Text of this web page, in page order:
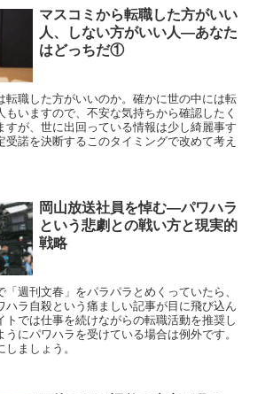
マスコミから転職した方がいい
人、しない方がいい人—あなた
はどっちだ①
転職した方がいいのか。確かに世の中には転
もいますので、不安な気持ちから確認したく
すが、世に出回っている情報は少し綺麗事す
受諾を決断するこのタイミングで改めて考え
岡山放送社員を悼む—パワハラ
という悲劇との戦い方と現実的
戦略
「週刊文春」をパラパラとめくっていたら、
ハラ自殺という痛ましい記事が目に飛び込ん
トでは仕事を続けながらの転職活動を推奨し
にパワハラを受けている場合は例外です。
ましょう。